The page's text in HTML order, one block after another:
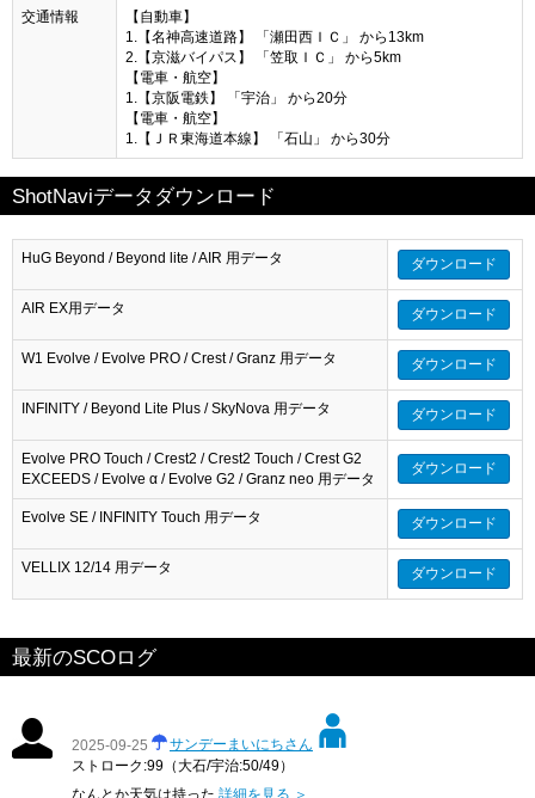
交通情報
【自動車】
1.【名神高速道路】 「瀬田西ＩＣ」 から13km
2.【京滋バイパス】 「笠取ＩＣ」 から5km
【電車・航空】
1.【京阪電鉄】 「宇治」 から20分
【電車・航空】
1.【ＪＲ東海道本線】 「石山」 から30分
ShotNaviデータダウンロード
HuG Beyond / Beyond lite / AIR 用データ ダウンロード
AIR EX用データ ダウンロード
W1 Evolve / Evolve PRO / Crest / Granz 用データ ダウンロード
INFINITY / Beyond Lite Plus / SkyNova 用データ ダウンロード
Evolve PRO Touch / Crest2 / Crest2 Touch / Crest G2
EXCEEDS / Evolve α / Evolve G2 / Granz neo 用データ
ダウンロード
Evolve SE / INFINITY Touch 用データ ダウンロード
VELLIX 12/14 用データ ダウンロード
最新のSCOログ
2025-09-25
サンデーまいにちさん
ストローク:99（大石/宇治:50/49）
なんとか天気は持った 詳細を見る ＞